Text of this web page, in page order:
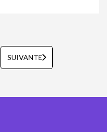
SUIVANTE